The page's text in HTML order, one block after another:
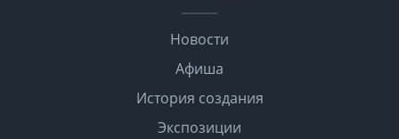
Новости
Афиша
История создания
Экспозиции